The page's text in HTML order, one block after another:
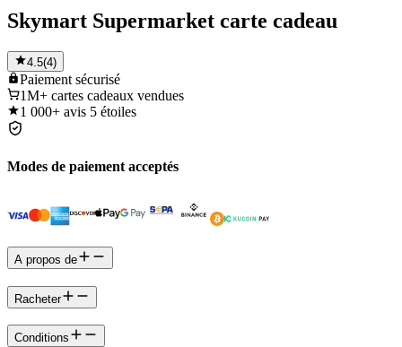
Skymart Supermarket carte cadeau
4.5(4)
Paiement sécurisé
1M+ cartes cadeaux vendues
1 000+ avis 5 étoiles
Modes de paiement acceptés
A propos de
Racheter
Conditions